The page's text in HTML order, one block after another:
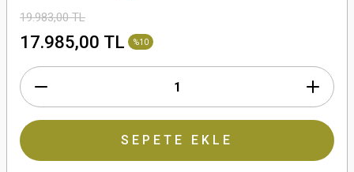
19.983,00 TL
17.985,00 TL %10
SEPETE EKLE